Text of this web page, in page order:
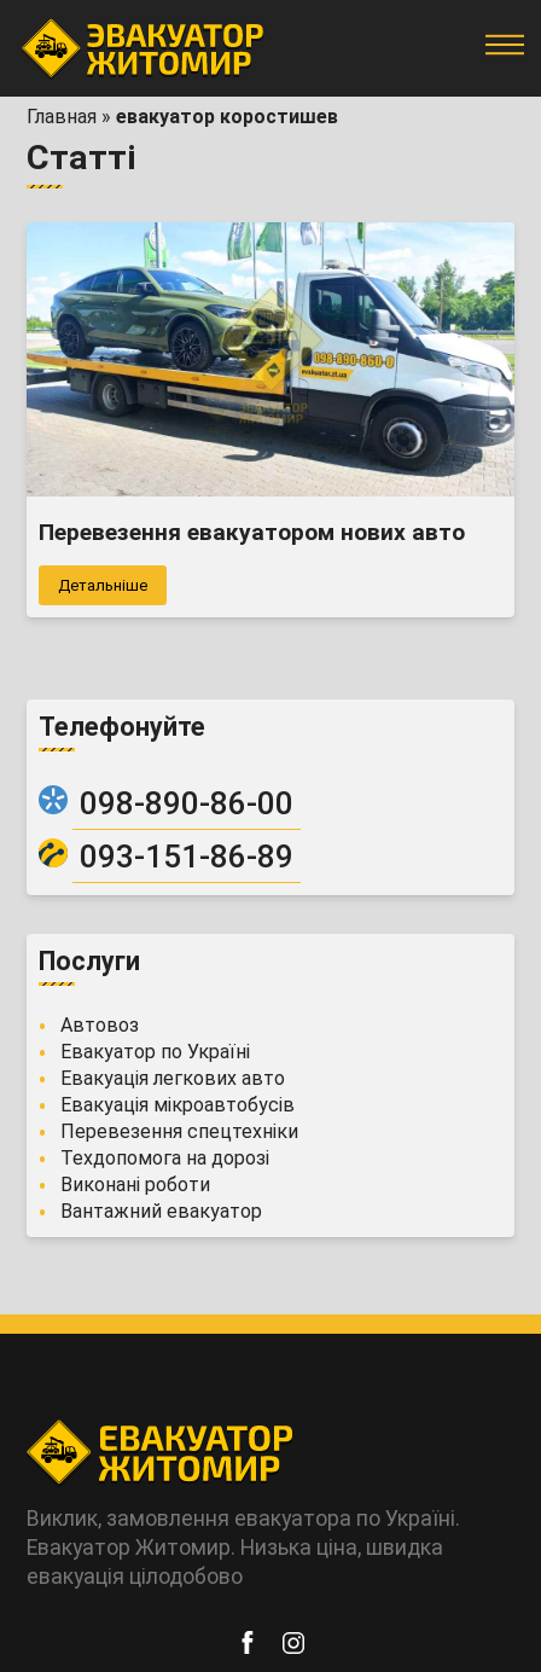
Главная »евакуатор коростишев
Статті
Перевезення евакуатором нових авто
Детальніше
Телефонуйте
098-890-86-00
093-151-86-89
Послуги
Автовоз
Евакуатор по Україні
Евакуація легкових авто
Евакуація мікроавтобусів
Перевезення спецтехніки
Техдопомога на дорозі
Виконані роботи
Вантажний евакуатор
Виклик, замовлення евакуатора по Україні.
Евакуатор Житомир. Низька ціна, швидка
евакуація цілодобово